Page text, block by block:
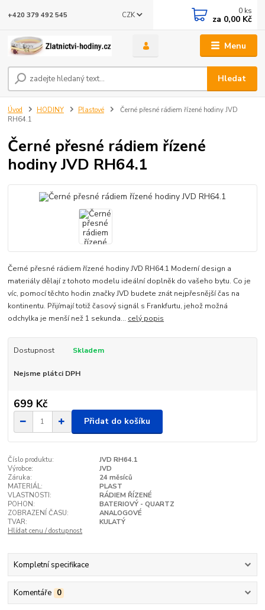
Menu
CZK
Hledat
+420 379 492 545 0 ks
za 0,00 Kč
Úvod HODINY Plastové
Černé přesné rádiem řízené hodiny JVD
RH64.1
Černé přesné rádiem řízené
hodiny JVD RH64.1
Černé přesné rádiem řízené hodiny JVD RH64.1 Moderní design a
materiály dělají z tohoto modelu ideální doplněk do vašeho bytu. Co je
víc, pomocí těchto hodin značky JVD budete znát nejpřesnější čas na
kontinentu. Přijímají totiž časový signál s Frankfurtu, jehož možná
odchylka je menší než 1 sekunda... celý popis
Dostupnost Skladem
Nejsme plátci DPH
699 Kč
Přidat do košíku
Číslo produktu:
JVD RH64.1
Výrobce:
JVD
Záruka:
24 měsíců
MATERIÁL:
PLAST
VLASTNOSTI:
RÁDIEM ŘÍZENÉ
POHON:
BATERIOVÝ - QUARTZ
ZOBRAZENÍ ČASU:
ANALOGOVÉ
TVAR:
KULATÝ
Hlídat cenu / dostupnost
Kompletní specifikace
Komentáře 0